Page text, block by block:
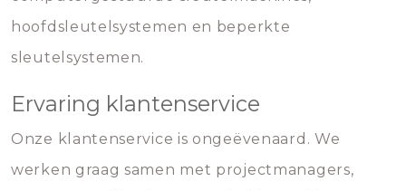
hoofdsleutelsystemen en beperkte
sleutelsystemen.
Ervaring klantenservice
Onze klantenservice is ongeëvenaard. We
werken graag samen met projectmanagers,